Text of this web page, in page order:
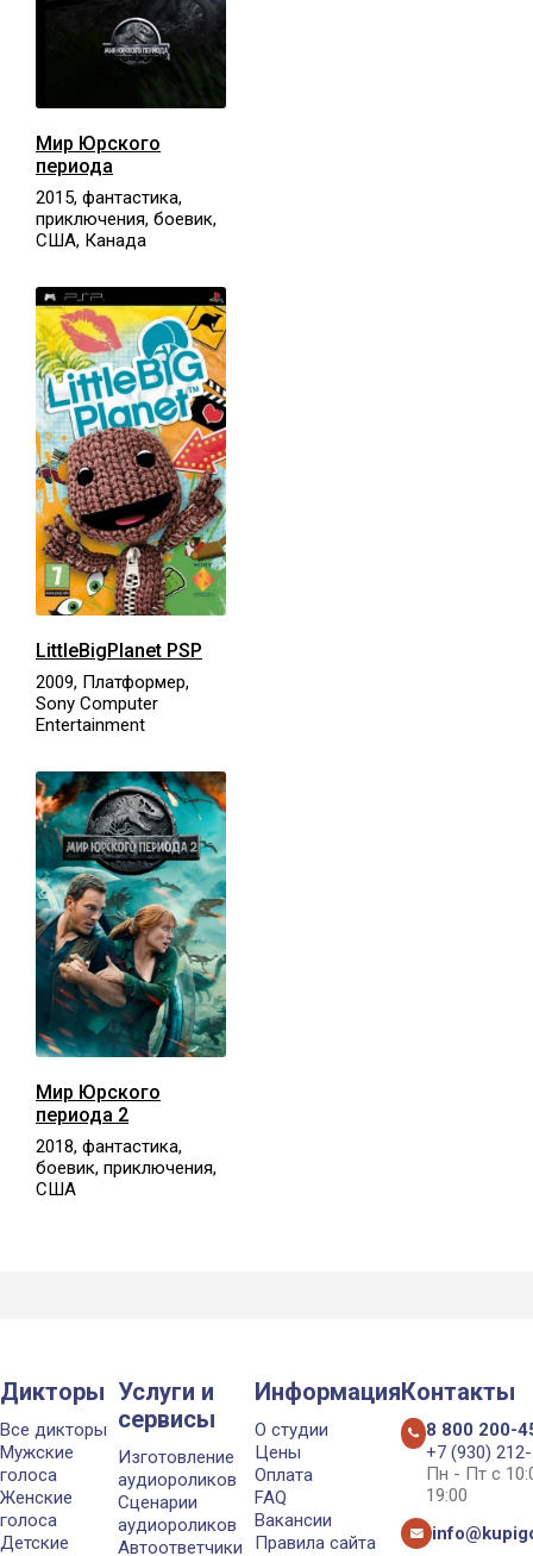
Мир Юрского
периода
2015, фантастика,
приключения, боевик,
США, Канада
LittleBigPlanet PSP
2009, Платформер,
Sony Computer
Entertainment
Мир Юрского
периода 2
2018, фантастика,
боевик, приключения,
США
Дикторы
Все дикторы
Мужские
голоса
Женские
голоса
Детские
Услуги и
сервисы
Изготовление
аудиороликов
Сценарии
аудиороликов
Автоответчики
Информация
О студии
Цены
Оплата
FAQ
Вакансии
Правила сайта
Контакты
8 800 200-
+7 (930)
Пн - Пт с
19:00